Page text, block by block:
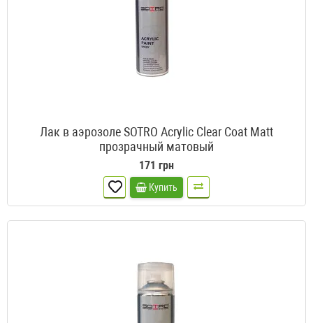
Лак в аэрозоле SOTRO Acrylic Clear Coat Matt
прозрачный матовый
171 грн
Купить